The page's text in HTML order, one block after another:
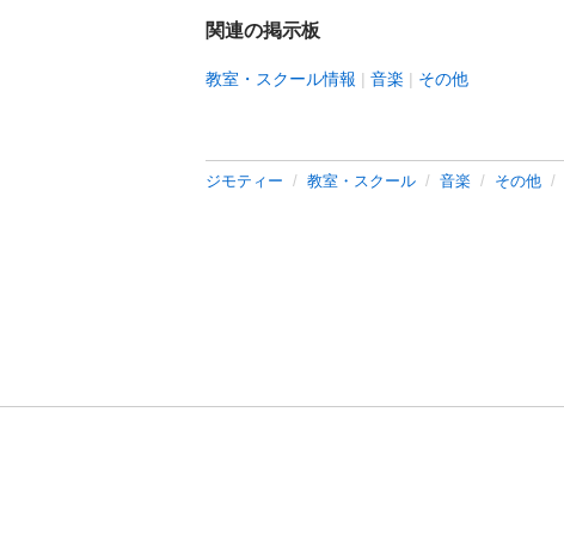
関連の掲示板
教室・スクール情報 音楽 その他
ジモティー 教室・スクール 音楽 その他